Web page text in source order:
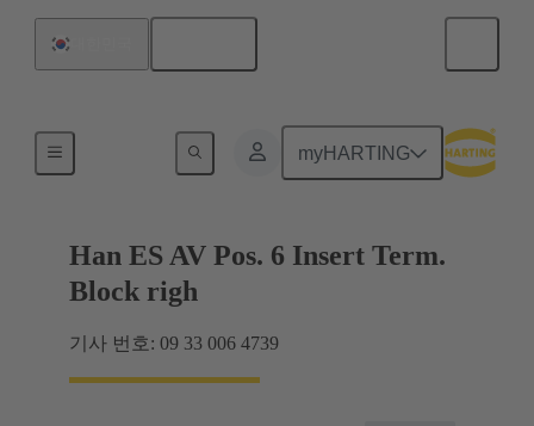
myHARTING
터미널 블록 커넥터
Han ES AV Pos. 6 Insert Term.
Block righ
기사 번호: 09 33 006 4739